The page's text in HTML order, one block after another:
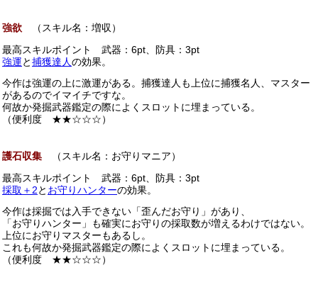
強欲 （スキル名：増収）
最高スキルポイント 武器：6pt、防具：3pt
強運 と 捕獲達人 の効果。
今作は強運の上に激運がある。捕獲達人も上位に捕獲名人、マスター
があるのでイマイチですな。
何故か発掘武器鑑定の際によくスロットに埋まっている。
（便利度 ★★☆☆☆）
護石収集 （スキル名：お守りマニア）
最高スキルポイント 武器：6pt、防具：3pt
採取＋2 と お守りハンターの効果。
今作は採掘では入手できない「歪んだお守り」があり、
「お守りハンター」も確実にお守りの採取数が増えるわけではない。
上位にお守りマスターもあるし。
これも何故か発掘武器鑑定の際によくスロットに埋まっている。
（便利度 ★★☆☆☆）